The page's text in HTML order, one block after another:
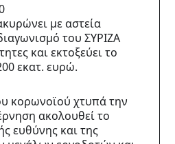
με αστεία
του ΣΥΡΙΖΑ
και εκτοξεύει το
εκατ. ευρώ.
κορωνοϊού χτυπά την
ακολουθεί το
ευθύνης και της